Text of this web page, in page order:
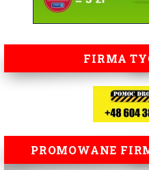
FIRMA
PROMOWANE